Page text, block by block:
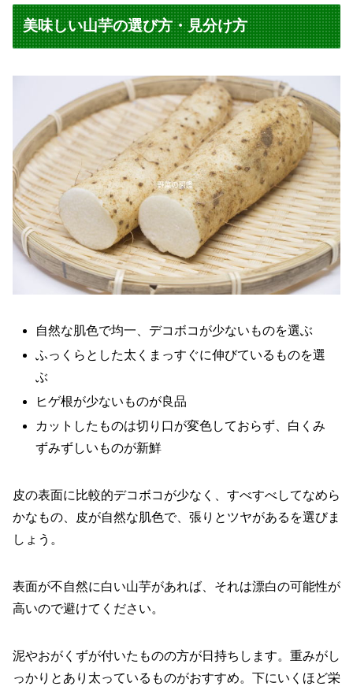
美味しい山芋の選び方・見分け方
自然な肌色で均一、デコボコが少ないものを選ぶ
ふっくらとした太くまっすぐに伸びているものを選
ぶ
ヒゲ根が少ないものが良品
カットしたものは切り口が変色しておらず、白くみ
ずみずしいものが新鮮
皮の表面に比較的デコボコが少なく、すべすべしてなめら
かなもの、皮が自然な肌色で、張りとツヤがあるを選びま
しょう。
表面が不自然に白い山芋があれば、それは漂白の可能性が
高いので避けてください。
泥やおがくずが付いたものの方が日持ちします。重みがし
っかりとあり太っているものがおすすめ。下にいくほど栄